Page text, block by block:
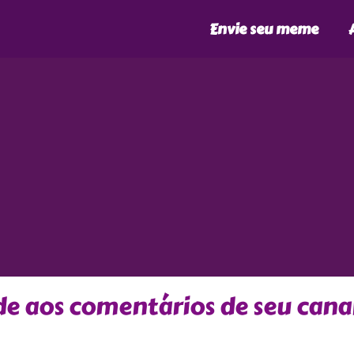
Envie seu meme
aos comentários de seu